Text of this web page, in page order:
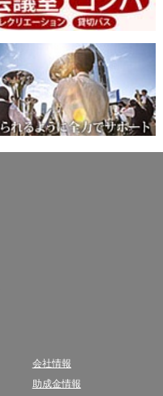
会社情報
助成金情報